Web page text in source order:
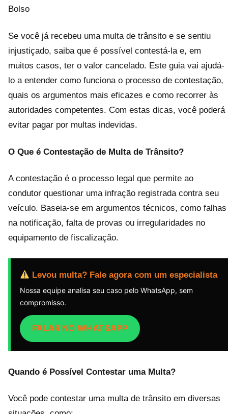
Bolso
Se você já recebeu uma multa de trânsito e se sentiu
injustiçado, saiba que é possível contestá-la e, em
muitos casos, ter o valor cancelado. Este guia vai ajudá-
lo a entender como funciona o processo de contestação,
quais os argumentos mais eficazes e como recorrer às
autoridades competentes. Com estas dicas, você poderá
evitar pagar por multas indevidas.
O Que é Contestação de Multa de Trânsito?
A contestação é o processo legal que permite ao
condutor questionar uma infração registrada contra seu
veículo. Baseia-se em argumentos técnicos, como falhas
na notificação, falta de provas ou irregularidades no
equipamento de fiscalização.
Levou multa? Fale agora com um especialista
Nossa equipe analisa seu caso pelo WhatsApp, sem
compromisso.
FALAR NO WHATSAPP
Quando é Possível Contestar uma Multa?
Você pode contestar uma multa de trânsito em diversas